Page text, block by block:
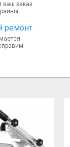
ваш заказ
ремонт